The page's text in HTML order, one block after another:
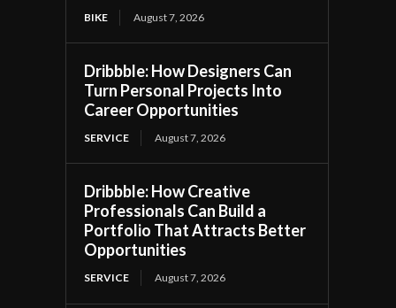
BIKE August 7, 2026
Dribbble: How Designers Can
Turn Personal Projects Into
Career Opportunities
SERVICE August 7, 2026
Dribbble: How Creative
Professionals Can Build a
Portfolio That Attracts Better
Opportunities
SERVICE August 7, 2026